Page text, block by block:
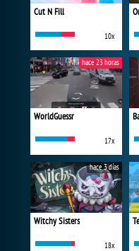
Cut N Fill
10x
WorldGuessr
17x
hace 23 horas
Witchy Sisters
18x
hace 3 días